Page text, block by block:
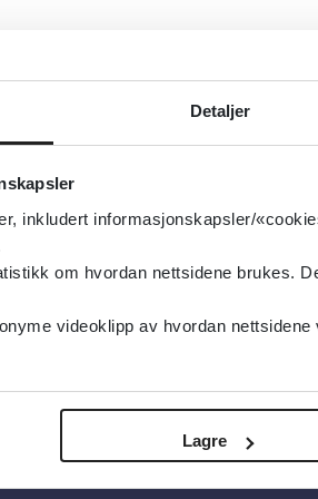
Detaljer
inkludert informasjonskapsler/
om hvordan nettsidene brukes.
videoklipp av hvordan
Lagre